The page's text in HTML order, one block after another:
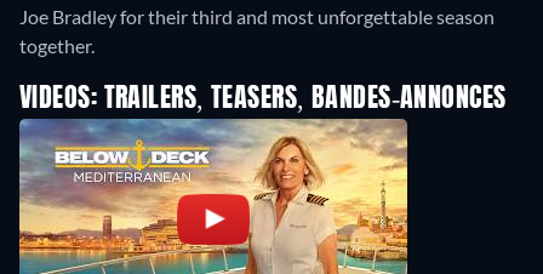
Joe Bradley for their third and most unforgettable season
together.
VIDEOS: TRAILERS, TEASERS, BANDES-ANNONCES